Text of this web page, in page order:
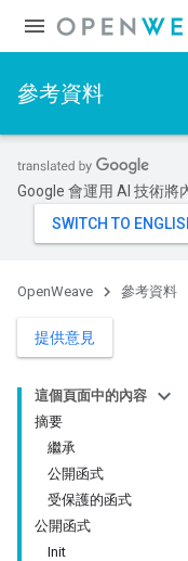
參考資料
Google 會運用 AI 技術將
OpenWeave 參考資料
提供意見
這個頁面中的內容
摘要
繼承
公開函式
受保護的函式
公開函式
Init